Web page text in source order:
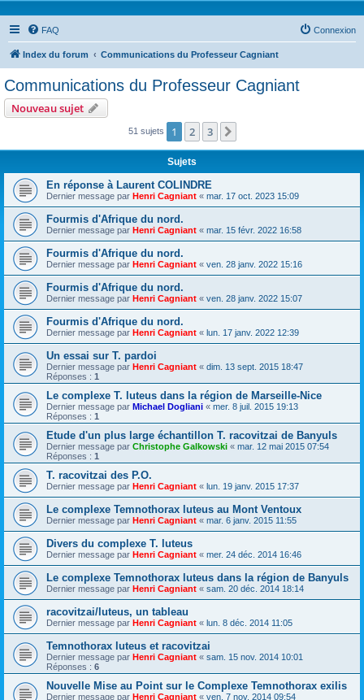
FAQ Connexion
Index du forum Communications du Professeur Cagniant
Communications du Professeur Cagniant
Nouveau sujet
51 sujets 1 2 3
Sujets
En réponse à Laurent COLINDRE
Dernier message par Henri Cagniant « mar. 17 oct. 2023 15:09
Fourmis d'Afrique du nord.
Dernier message par Henri Cagniant « mar. 15 févr. 2022 16:58
Fourmis d'Afrique du nord.
Dernier message par Henri Cagniant « ven. 28 janv. 2022 15:16
Fourmis d'Afrique du nord.
Dernier message par Henri Cagniant « ven. 28 janv. 2022 15:07
Fourmis d'Afrique du nord.
Dernier message par Henri Cagniant « lun. 17 janv. 2022 12:39
Un essai sur T. pardoi
Dernier message par Henri Cagniant « dim. 13 sept. 2015 18:47
Réponses : 1
Le complexe T. luteus dans la région de Marseille-Nice
Dernier message par Michael Dogliani « mer. 8 juil. 2015 19:13
Réponses : 1
Etude d'un plus large échantillon T. racovitzai de Banyuls
Dernier message par Christophe Galkowski « mar. 12 mai 2015 07:54
Réponses : 1
T. racovitzai des P.O.
Dernier message par Henri Cagniant « lun. 19 janv. 2015 17:37
Le complexe Temnothorax luteus au Mont Ventoux
Dernier message par Henri Cagniant « mar. 6 janv. 2015 11:55
Divers du complexe T. luteus
Dernier message par Henri Cagniant « mer. 24 déc. 2014 16:46
Le complexe Temnothorax luteus dans la région de Banyuls
Dernier message par Henri Cagniant « sam. 20 déc. 2014 18:14
racovitzai/luteus, un tableau
Dernier message par Henri Cagniant « lun. 8 déc. 2014 11:05
Temnothorax luteus et racovitzai
Dernier message par Henri Cagniant « sam. 15 nov. 2014 10:01
Réponses : 6
Nouvelle Mise au Point sur le Complexe Temnothorax exilis
Dernier message par Henri Cagniant « ven. 7 nov. 2014 09:54